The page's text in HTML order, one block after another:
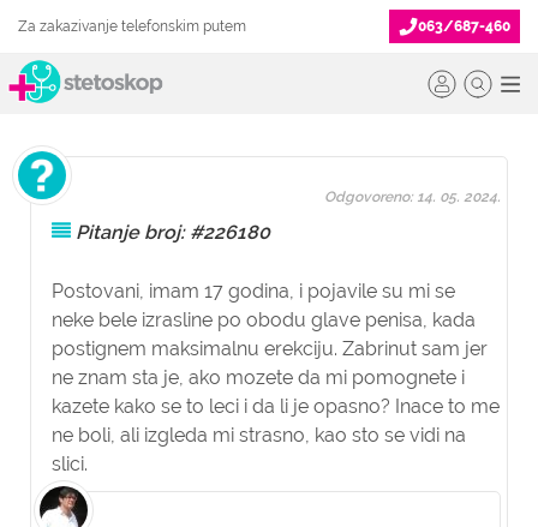
Za zakazivanje telefonskim putem 063/687-460
Pitanje broj: #226180
Postovani, imam 17 godina, i pojavile su mi se
neke bele izrasline po obodu glave penisa, kada
postignem maksimalnu erekciju. Zabrinut sam jer
ne znam sta je, ako mozete da mi pomognete i
kazete kako se to leci i da li je opasno? Inace to me
ne boli, ali izgleda mi strasno, kao sto se vidi na
slici.
Odgovoreno: 14. 05. 2024.